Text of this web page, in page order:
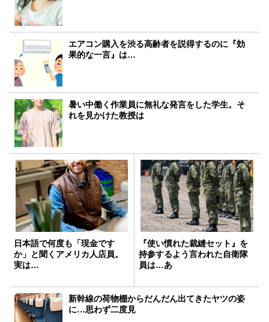
エアコン購入を渋る高齢者を説得するのに『効
果的な一言』は…
暑い中働く作業員に無礼な発言をした学生。そ
れを見かけた教授は
日本語で何度も「現金です
か」と聞くアメリカ人店員。
実は…
『使い慣れた裁縫セット』を
持参するよう言われた自衛隊
員は…あ
新幹線の荷物棚からだんだん出てきたヤツの姿
に…思わず二度見